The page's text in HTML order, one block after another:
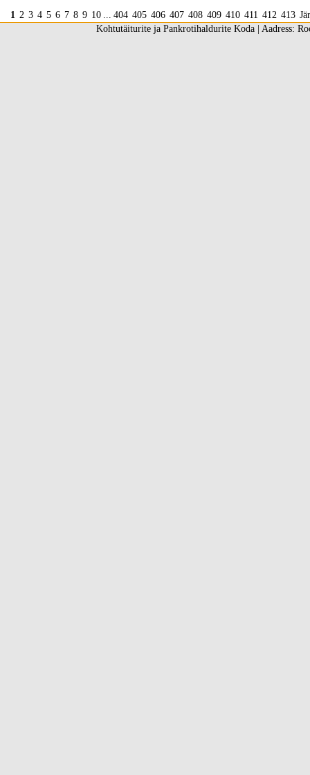
1 2 3 4 5 6 7 8 9 10 ... 404 405 406 407 408 409 410 411 412 413
Kohtutäiturite ja Pankrotihaldurite Koda | Aadress: